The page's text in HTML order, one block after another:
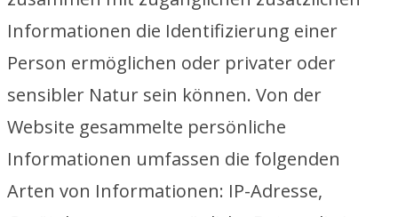
Informationen die Identifizierung einer
Person ermöglichen oder privater oder
sensibler Natur sein können. Von der
Website gesammelte persönliche
Informationen umfassen die folgenden
Arten von Informationen: IP-Adresse,